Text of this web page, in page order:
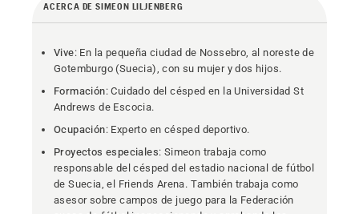
ACERCA DE SIMEON LILJENBERG
Vive: En la pequeña ciudad de Nossebro, al noreste de
Gotemburgo (Suecia), con su mujer y dos hijos.
Formación: Cuidado del césped en la Universidad St
Andrews de Escocia.
Ocupación: Experto en césped deportivo.
Proyectos especiales: Simeon trabaja como
responsable del césped del estadio nacional de fútbol
de Suecia, el Friends Arena. También trabaja como
asesor sobre campos de juego para la Federación